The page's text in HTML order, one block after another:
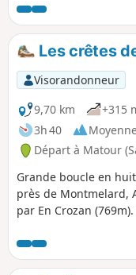
avant) la visite du
se recueillir et
une âme !
Les crêtes
Visorandonneur
9,70 km
+315
3h 40
Départ à Matour
Grande boucle en
près de Montmelard,
par En Crozan
Dôme. Cheminez
et chênes.